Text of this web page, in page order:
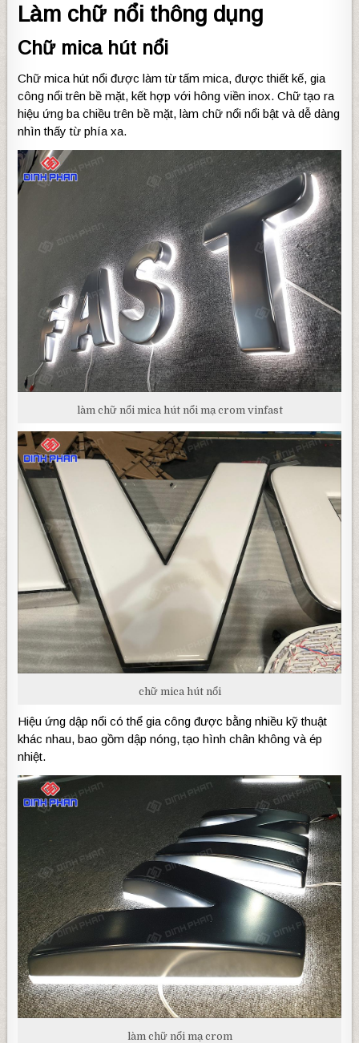
Làm chữ nổi thông dụng
Chữ mica hút nổi
Chữ mica hút nổi được làm từ tấm mica, được thiết kế, gia
công nổi trên bề mặt, kết hợp với hông viền inox. Chữ tạo ra
hiệu ứng ba chiều trên bề mặt, làm chữ nổi nổi bật và dễ dàng
nhìn thấy từ phía xa.
làm chữ nổi mica hút nổi mạ crom vinfast
chữ mica hút nổi
Hiệu ứng dập nổi có thể gia công được bằng nhiều kỹ thuật
khác nhau, bao gồm dập nóng, tạo hình chân không và ép
nhiệt.
làm chữ nổi mạ crom